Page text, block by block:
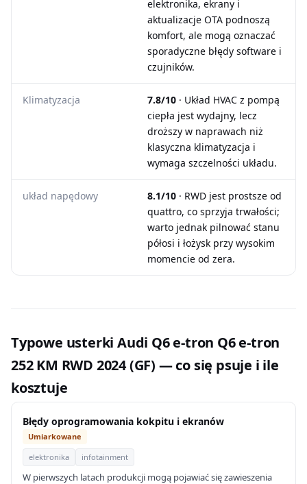
elektronika, ekrany i
aktualizacje OTA podnoszą
komfort, ale mogą oznaczać
sporadyczne błędy software i
czujników.
Klimatyzacja 7.8/10 · Układ HVAC z pompą
ciepła jest wydajny, lecz
droższy w naprawach niż
klasyczna klimatyzacja i
wymaga szczelności układu.
układ napędowy 8.1/10 · RWD jest prostsze od
quattro, co sprzyja trwałości;
warto jednak pilnować stanu
półosi i łożysk przy wysokim
momencie od zera.
Typowe usterki Audi Q6 e-tron Q6 e-tron
252 KM RWD 2024 (GF) — co się psuje i ile
kosztuje
Błędy oprogramowania kokpitu i ekranów
Umiarkowane
elektronika
infotainment
W pierwszych latach produkcji mogą pojawiać się zawieszenia